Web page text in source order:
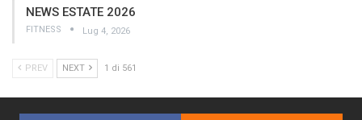
NEWS ESTATE 2026
FITNESS Lug 4, 2026
PREV NEXT 1 di 561